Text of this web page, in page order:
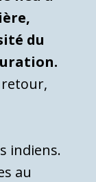
du
retour,
indiens.
au